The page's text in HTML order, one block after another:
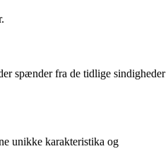
spænder fra de tidlige sindigheder
unikke karakteristika og